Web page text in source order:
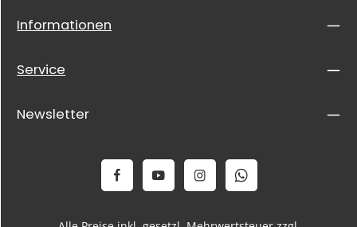
Informationen
Service
Newsletter